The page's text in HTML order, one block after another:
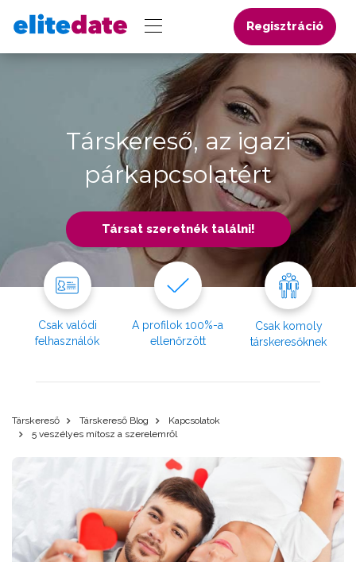
Regisztráció
Társkereső, az igazi
párkapcsolatért
Társat szeretnék találni!
Csak valódi
felhasználók
A profilok 100%-a
ellenőrzött
Csak komoly
társkeresőknek
Társkereső Társkereső Blog
Kapcsolatok
5 veszélyes mítosz a szerelemről